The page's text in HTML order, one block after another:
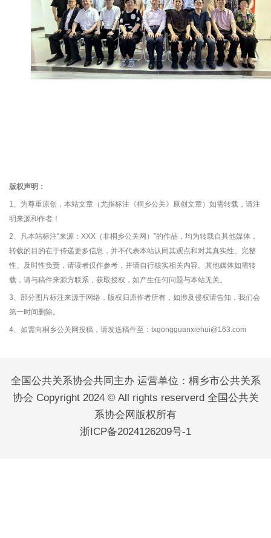
版权声明：
1、为尊重原创，本站文章（尤指标注《桐乡公关》原创文章）如需转载，请注
明来源和作者！
2、凡本站标注“来源：XXX（非桐乡公关网）”的作品，均为转载自其他媒体，
转载的目的在于传递更多信息，并不代表本站认同其观点和对其真实性、完整
性、及时性负责，请读者仅作参考，并请自行核实相关内容。其他媒体如需转
载，请与稿件来源方联系，获取授权，如产生任何问题与本站无关。
3、部分图片标注来源于网络，版权归原作者所有，如涉及侵权请告知，我们会
第一时间删除。
4、如需向桐乡公关网投稿，请发送稿件至：txgongguanxiehui@163.com
全国公共关系协会共同主办 运营单位：桐乡市公共关系
协会 Copyright 2024 © All rights reserverd 全国公共关
系协会网版权所有
浙ICP备2024126209号-1